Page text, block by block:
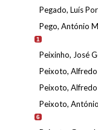
Pegado, Luís
Pego, António
1
Peixinho, José
Peixoto, Alfredo
Peixoto, Alfredo
Peixoto,
6